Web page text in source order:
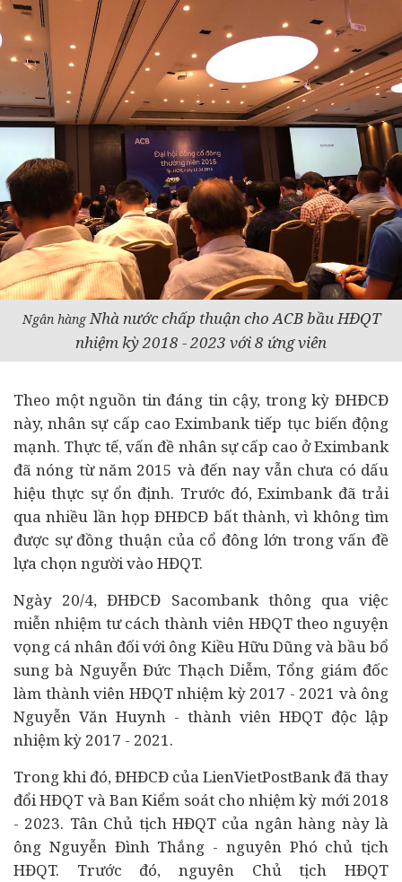
Ngân hàngNhà nước chấp thuận cho ACB bầu HĐQT
nhiệm kỳ 2018 - 2023 với 8 ứng viên
Theo một nguồn tin đáng tin cậy, trong kỳ ĐHĐCĐ
này, nhân sự cấp cao Eximbank tiếp tục biến động
mạnh. Thực tế, vấn đề nhân sự cấp cao ở Eximbank
đã nóng từ năm 2015 và đến nay vẫn chưa có dấu
hiệu thực sự ổn định. Trước đó, Eximbank đã trải
qua nhiều lần họp ĐHĐCĐ bất thành, vì không tìm
được sự đồng thuận của cổ đông lớn trong vấn đề
lựa chọn người vào HĐQT.
Ngày 20/4, ĐHĐCĐ Sacombank thông qua việc
miễn nhiệm tư cách thành viên HĐQT theo nguyện
vọng cá nhân đối với ông Kiều Hữu Dũng và bầu bổ
sung bà Nguyễn Đức Thạch Diễm, Tổng giám đốc
làm thành viên HĐQT nhiệm kỳ 2017 - 2021 và ông
Nguyễn Văn Huynh - thành viên HĐQT độc lập
nhiệm kỳ 2017 - 2021.
Trong khi đó, ĐHĐCĐ của LienVietPostBank đã thay
đổi HĐQT và Ban Kiểm soát cho nhiệm kỳ mới 2018
- 2023. Tân Chủ tịch HĐQT của ngân hàng này là
ông Nguyễn Đình Thắng - nguyên Phó chủ tịch
HĐQT. Trước đó, nguyên Chủ tịch HĐQT